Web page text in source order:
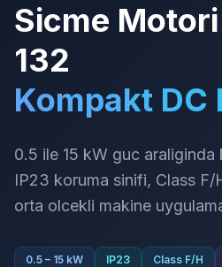
Sicme
132
Kompakt
0.5 ile 15 kW guc
IP23 koruma sinifi, Class
orta olcekli makine
0.5 – 15 kW IP23 Class F/H